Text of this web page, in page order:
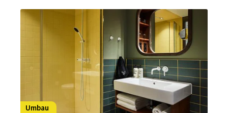
Züricher Architekt Andrin Schweizer die
Bedeutung der Farbe in der Raumgestaltung und
verrät, wie sie sich bei Bad-Entwürfen gekonnt
einsetzen lässt.
Umbau